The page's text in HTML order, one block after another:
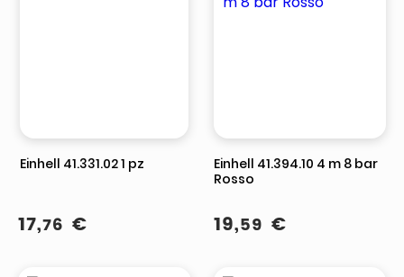
Einhell 41.331.02 1 pz
17,76 €
Einhell 41.394.10 4 m 8 bar
Rosso
19,59 €